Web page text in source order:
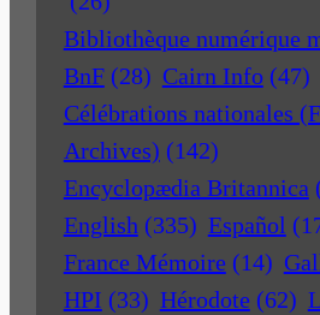
Bibliothèque numérique
BnF (28) Cairn Info (47)
Célébrations nationales
Archives) (142)
Encyclopædia Britannica
English (335) Español
France Mémoire (14)
HPI (33) Hérodote (62)